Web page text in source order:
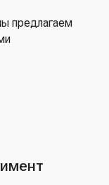
предлагаем